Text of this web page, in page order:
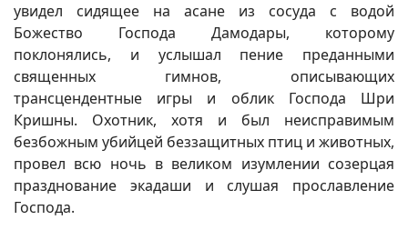
увидел сидящее на асане из сосуда с водой
Божество Господа Дамодары, которому
поклонялись, и услышал пение преданными
священных гимнов, описывающих
трансцендентные игры и облик Господа Шри
Кришны. Охотник, хотя и был неисправимым
безбожным убийцей беззащитных птиц и животных,
провел всю ночь в великом изумлении созерцая
празднование экадаши и слушая прославление
Господа.